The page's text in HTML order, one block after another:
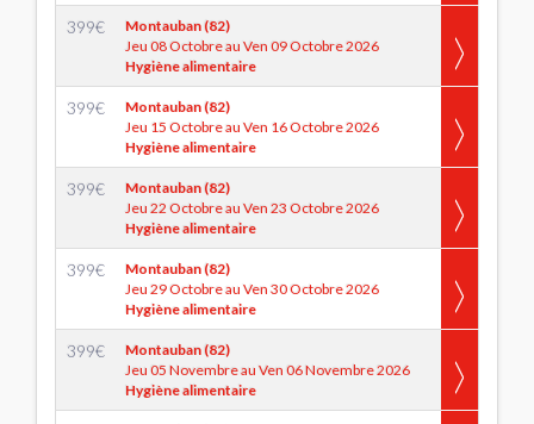
399€
Montauban (82)
Jeu 08 Octobre au Ven 09 Octobre 2026
Hygiène alimentaire
399€
Montauban (82)
Jeu 15 Octobre au Ven 16 Octobre 2026
Hygiène alimentaire
399€
Montauban (82)
Jeu 22 Octobre au Ven 23 Octobre 2026
Hygiène alimentaire
399€
Montauban (82)
Jeu 29 Octobre au Ven 30 Octobre 2026
Hygiène alimentaire
399€
Montauban (82)
Jeu 05 Novembre au Ven 06 Novembre 2026
Hygiène alimentaire